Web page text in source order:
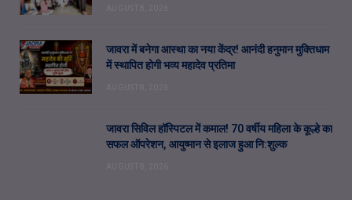
जावरा में बनेगा आस्था का नया केंद्र! आनंदी हनुमान मुक्तिधाम
में स्थापित होगी भव्य महादेव प्रतिमा
जावरा सिविल हॉस्पिटल में कमाल! 70 वर्षीय महिला के कूल्हे का
सफल ऑपरेशन, आयुष्मान से इलाज हुआ नि:शुल्क